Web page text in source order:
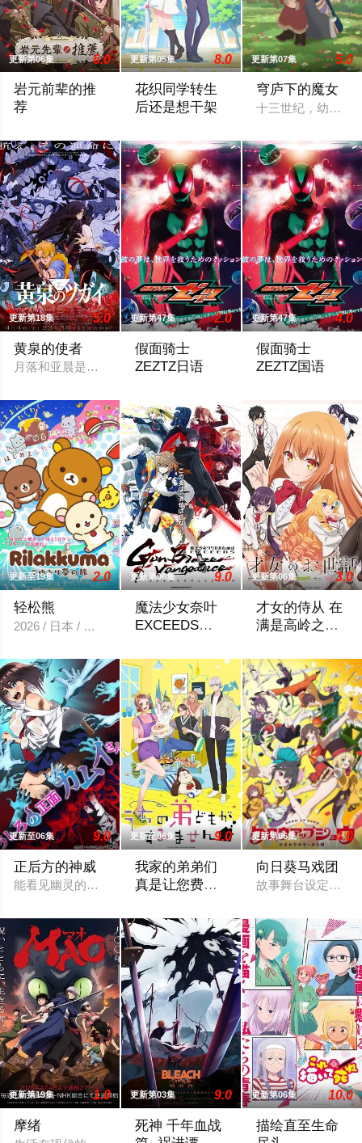
更新第06集 6.0
岩元前辈的推
荐
更新第05集 8.0
花织同学转生
后还是想干架
更新第07集 5.0
穹庐下的魔女
十三世纪，幼小的
更新第18集 5.0
黄泉的使者
月落和亚晨是一对双胞胎兄妹，他们在一个与世隔绝的深山小
更新第47集 2.0
假面骑士
ZEZTZ日语
更新第47集 4.0
假面骑士
ZEZTZ国语
更新至19集 2.0
轻松熊
2026 / 日本 / 日韩动漫
更新第06集 9.0
魔法少女奈叶
EXCEEDS
Vengeance
更新第06集 3.0
才女的侍从 在
满是高岭之花
中照顾
更新至06集 9.0
正后方的神威
能看见幽灵的平凡女高中生·志津香，利用容易吸引幽灵的特殊
更新至06集 9.0
我家的弟弟们
真是让您费心
更新第06集 4.0
向日葵马戏团
故事舞台设定在昭
更新第19集 1.0
摩绪
更新第03集 9.0
死神 千年血战
更新第06集 10.0
描绘直至生命